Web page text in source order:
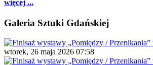
więcej ...
Galeria Sztuki Gdańskiej
wtorek, 26 maja 2026 07:58